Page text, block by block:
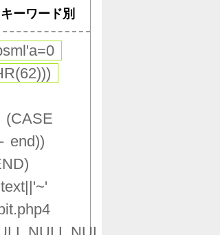
ーワード別
(CASE
end))